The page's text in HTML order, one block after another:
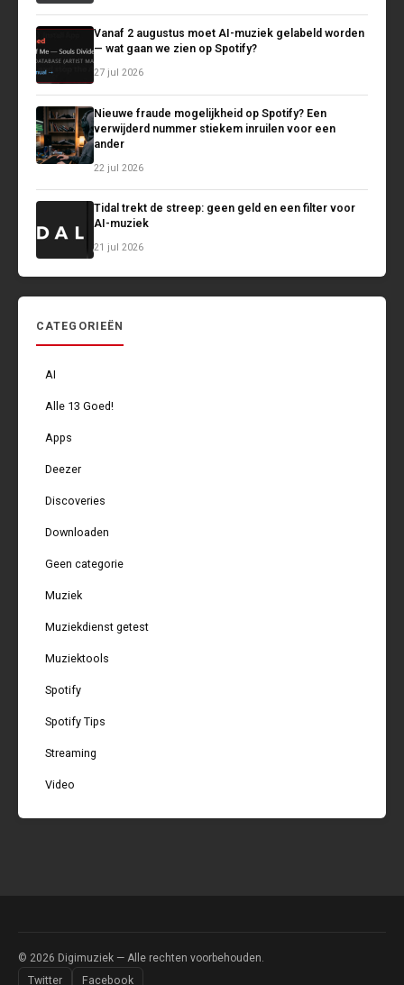
Vanaf 2 augustus moet AI-muziek gelabeld worden
— wat gaan we zien op Spotify?
27 jul 2026
Nieuwe fraude mogelijkheid op Spotify? Een
verwijderd nummer stiekem inruilen voor een
ander
22 jul 2026
Tidal trekt de streep: geen geld en een filter voor
AI-muziek
21 jul 2026
CATEGORIEËN
AI
Alle 13 Goed!
Apps
Deezer
Discoveries
Downloaden
Geen categorie
Muziek
Muziekdienst getest
Muziektools
Spotify
Spotify Tips
Streaming
Video
© 2026 Digimuziek — Alle rechten voorbehouden.
Twitter
Facebook